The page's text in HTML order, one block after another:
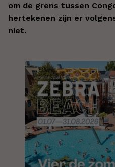
om de grens tussen
hertekenen zijn er
niet.